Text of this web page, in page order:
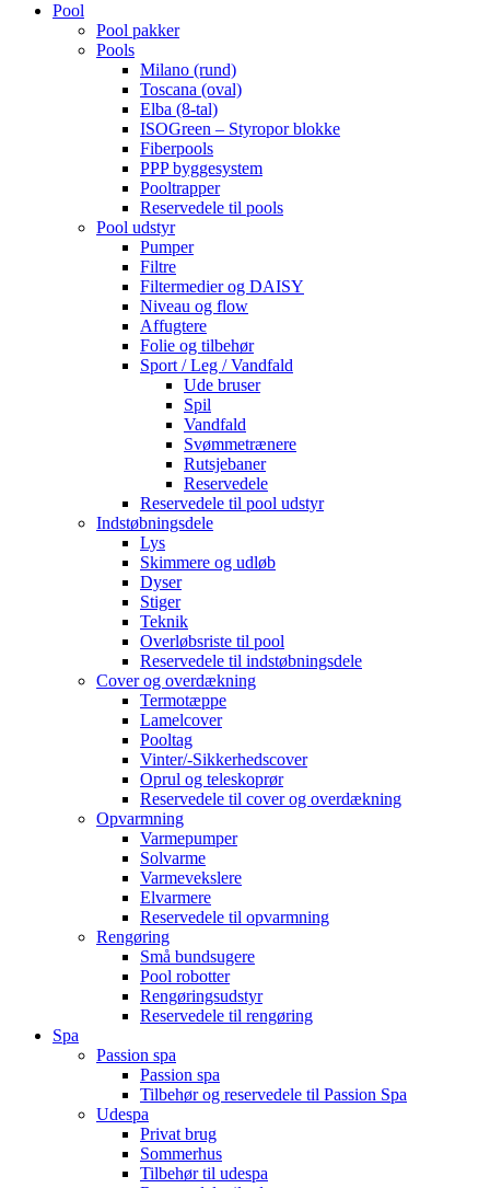
Pool
Pool pakker
Pools
Milano (rund)
Toscana (oval)
Elba (8-tal)
ISOGreen – Styropor blokke
Fiberpools
PPP byggesystem
Pooltrapper
Reservedele til pools
Pool udstyr
Pumper
Filtre
Filtermedier og DAISY
Niveau og flow
Affugtere
Folie og tilbehør
Sport / Leg / Vandfald
Ude bruser
Spil
Vandfald
Svømmetrænere
Rutsjebaner
Reservedele
Reservedele til pool udstyr
Indstøbningsdele
Lys
Skimmere og udløb
Dyser
Stiger
Teknik
Overløbsriste til pool
Reservedele til indstøbningsdele
Cover og overdækning
Termotæppe
Lamelcover
Pooltag
Vinter/-Sikkerhedscover
Oprul og teleskoprør
Reservedele til cover og overdækning
Opvarmning
Varmepumper
Solvarme
Varmevekslere
Elvarmere
Reservedele til opvarmning
Rengøring
Små bundsugere
Pool robotter
Rengøringsudstyr
Reservedele til rengøring
Spa
Passion spa
Passion spa
Tilbehør og reservedele til Passion Spa
Udespa
Privat brug
Sommerhus
Tilbehør til udespa